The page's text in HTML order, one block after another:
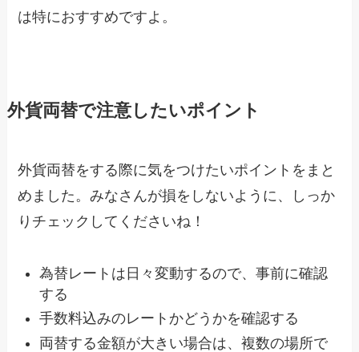
は特におすすめですよ。
外貨両替で注意したいポイント
外貨両替をする際に気をつけたいポイントをまと
めました。みなさんが損をしないように、しっか
りチェックしてくださいね！
為替レートは日々変動するので、事前に確認
する
手数料込みのレートかどうかを確認する
両替する金額が大きい場合は、複数の場所で